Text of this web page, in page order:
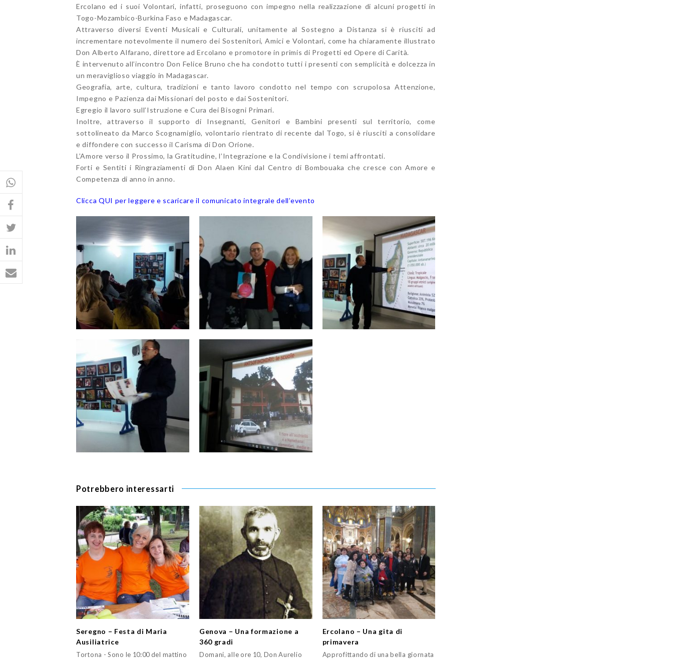
Ercolano ed i suoi Volontari, infatti, proseguono con impegno nella realizzazione di alcuni progetti in
Togo-Mozambico-Burkina Faso e Madagascar.
Attraverso diversi Eventi Musicali e Culturali, unitamente al Sostegno a Distanza si è riusciti ad
incrementare notevolmente il numero dei Sostenitori, Amici e Volontari, come ha chiaramente illustrato
Don Alberto Alfarano, direttore ad Ercolano e promotore in primis di Progetti ed Opere di Carità.
È intervenuto all’incontro Don Felice Bruno che ha condotto tutti i presenti con semplicità e dolcezza in
un meraviglioso viaggio in Madagascar.
Geografia, arte, cultura, tradizioni e tanto lavoro condotto nel tempo con scrupolosa Attenzione,
Impegno e Pazienza dai Missionari del posto e dai Sostenitori.
Egregio il lavoro sull’Istruzione e Cura dei Bisogni Primari.
Inoltre, attraverso il supporto di Insegnanti, Genitori e Bambini presenti sul territorio, come
sottolineato da Marco Scognamiglio, volontario rientrato di recente dal Togo, si è riusciti a consolidare
e diffondere con successo il Carisma di Don Orione.
L’Amore verso il Prossimo, la Gratitudine, l’Integrazione e la Condivisione i temi affrontati.
Forti e Sentiti i Ringraziamenti di Don Alaen Kini dal Centro di Bombouaka che cresce con Amore e
Competenza di anno in anno.
Clicca QUI per leggere e scaricare il comunicato integrale dell’evento
Potrebbero interessarti
Seregno – Festa di Maria
Ausiliatrice
Tortona - Sono le 10:00 del mattino
Genova – Una formazione a
360 gradi
Domani, alle ore 10, Don Aurelio
Ercolano – Una gita di
primavera
Approfittando di una bella giornata